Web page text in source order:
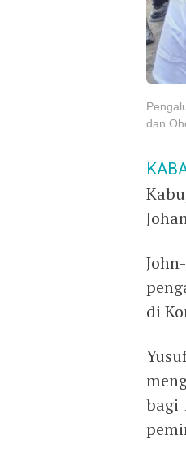
dan
di
bagi